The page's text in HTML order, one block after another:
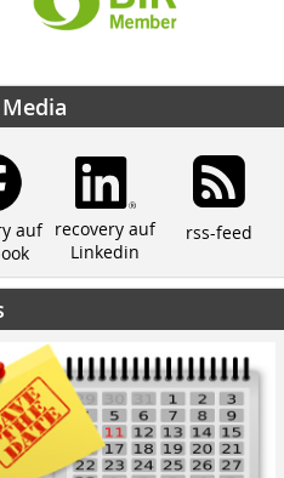
Credit/Quelle: interVIB
auf recovery auf
Linkedin
rss-feed